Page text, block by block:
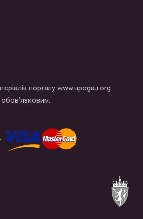
порталу www.upogau.org